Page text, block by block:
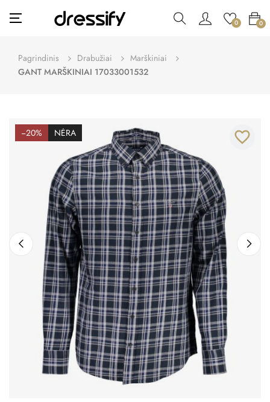
Toggle
navigation
☰ 0 0
Pagrindinis Drabužiai
Marškiniai
GANT MARŠKINIAI 17033001532
−20% NĖRA favorite_border